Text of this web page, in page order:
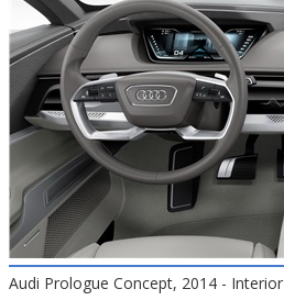
Audi Prologue Concept, 2014 - Interior